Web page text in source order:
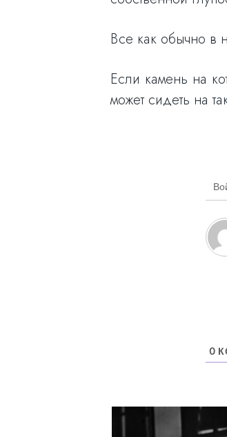
Все как обычно в
Если камень на
может сидеть на
0